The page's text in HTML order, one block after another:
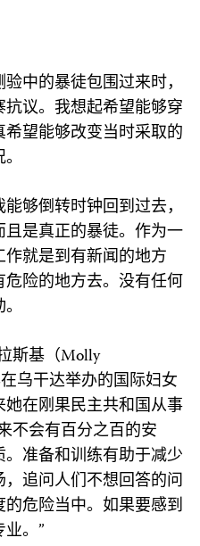
中的暴徒包围过来时，
议。我想起希望能够穿
望能够改变当时采取的
够倒转时钟回到过去，
是真正的暴徒。作为一
就是到有新闻的地方
险的地方去。没有任何
斯基（Molly
乌干达举办的国际妇女
在刚果民主共和国从事
不会有百分之百的安
准备和训练有助于减少
追问人们不想回答的问
危险当中。如果要感到
。”